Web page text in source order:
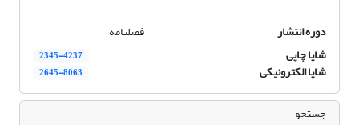
دوره انتشار
فصلنامه
شاپا چاپی
2345-4237
شاپا الکترونیکی 2645-8063
جستجو